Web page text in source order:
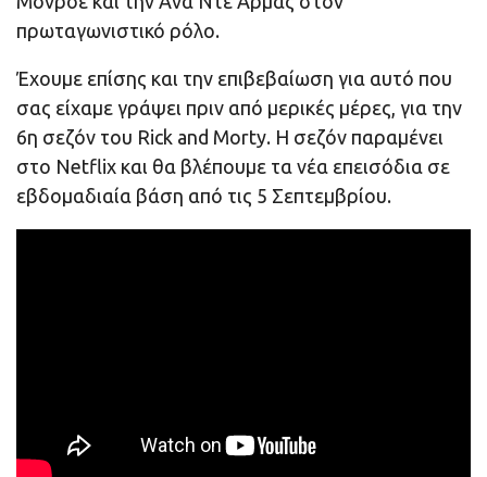
πρωταγωνιστικό ρόλο.
Έχουμε επίσης και την επιβεβαίωση για αυτό που
σας είχαμε γράψει πριν από μερικές μέρες, για την
6η σεζόν του Rick and Morty. Η σεζόν παραμένει
στο Netflix και θα βλέπουμε τα νέα επεισόδια σε
εβδομαδιαία βάση από τις 5 Σεπτεμβρίου.